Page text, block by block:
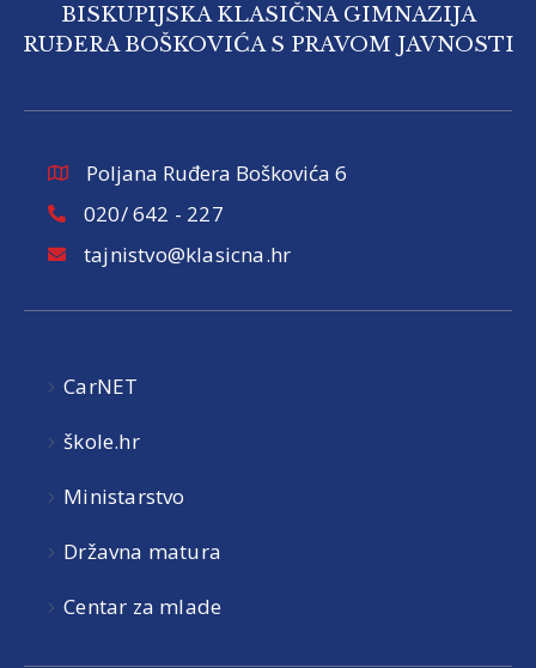
BISKUPIJSKA KLASIČNA GIMNAZIJA
RUĐERA BOŠKOVIĆA S PRAVOM JAVNOSTI
Poljana Ruđera Boškovića 6
020/ 642 - 227
tajnistvo@klasicna.hr
CarNET
škole.hr
Ministarstvo
Državna matura
Centar za mlade